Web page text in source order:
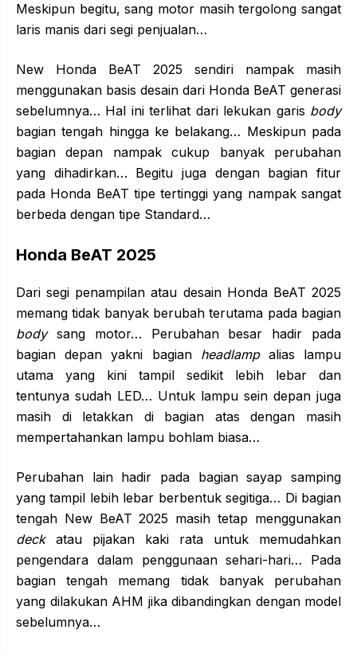
Meskipun begitu, sang motor masih tergolong sangat
laris manis dari segi penjualan…
New Honda BeAT 2025 sendiri nampak masih
menggunakan basis desain dari Honda BeAT generasi
sebelumnya… Hal ini terlihat dari lekukan garis body
bagian tengah hingga ke belakang… Meskipun pada
bagian depan nampak cukup banyak perubahan
yang dihadirkan… Begitu juga dengan bagian fitur
pada Honda BeAT tipe tertinggi yang nampak sangat
berbeda dengan tipe Standard…
Honda BeAT 2025
Dari segi penampilan atau desain Honda BeAT 2025
memang tidak banyak berubah terutama pada bagian
bodysang motor… Perubahan besar hadir pada
bagian depan yakni bagian headlampalias lampu
utama yang kini tampil sedikit lebih lebar dan
tentunya sudah LED… Untuk lampu sein depan juga
masih di letakkan di bagian atas dengan masih
mempertahankan lampu bohlam biasa…
Perubahan lain hadir pada bagian sayap samping
yang tampil lebih lebar berbentuk segitiga… Di bagian
tengah New BeAT 2025 masih tetap menggunakan
deckatau pijakan kaki rata untuk memudahkan
pengendara dalam penggunaan sehari-hari… Pada
bagian tengah memang tidak banyak perubahan
yang dilakukan AHM jika dibandingkan dengan model
sebelumnya…